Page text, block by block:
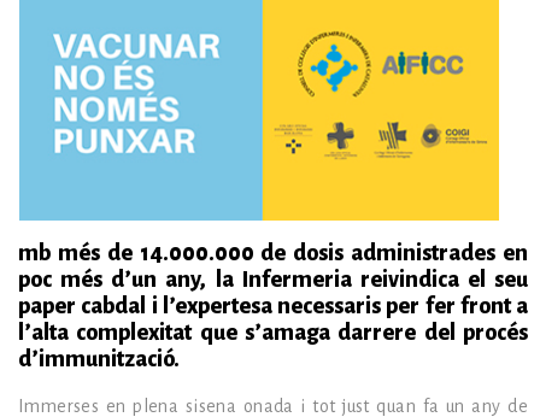
mb més de 14.000.000 de dosis administrades en
poc més d’un any, la Infermeria reivindica el seu
paper cabdal i l’expertesa necessaris per fer front a
l’alta complexitat que s’amaga darrere del procés
d’immunització.
Immerses en plena sisena onada i tot just quan fa un any de